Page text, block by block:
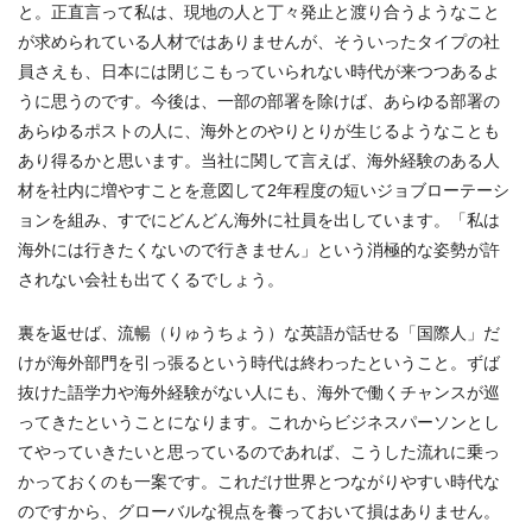
と。正直言って私は、現地の人と丁々発止と渡り合うようなこと
が求められている人材ではありませんが、そういったタイプの社
員さえも、日本には閉じこもっていられない時代が来つつあるよ
うに思うのです。今後は、一部の部署を除けば、あらゆる部署の
あらゆるポストの人に、海外とのやりとりが生じるようなことも
あり得るかと思います。当社に関して言えば、海外経験のある人
材を社内に増やすことを意図して2年程度の短いジョブローテーシ
ョンを組み、すでにどんどん海外に社員を出しています。「私は
海外には行きたくないので行きません」という消極的な姿勢が許
されない会社も出てくるでしょう。
裏を返せば、流暢（りゅうちょう）な英語が話せる「国際人」だ
けが海外部門を引っ張るという時代は終わったということ。ずば
抜けた語学力や海外経験がない人にも、海外で働くチャンスが巡
ってきたということになります。これからビジネスパーソンとし
てやっていきたいと思っているのであれば、こうした流れに乗っ
かっておくのも一案です。これだけ世界とつながりやすい時代な
のですから、グローバルな視点を養っておいて損はありません。